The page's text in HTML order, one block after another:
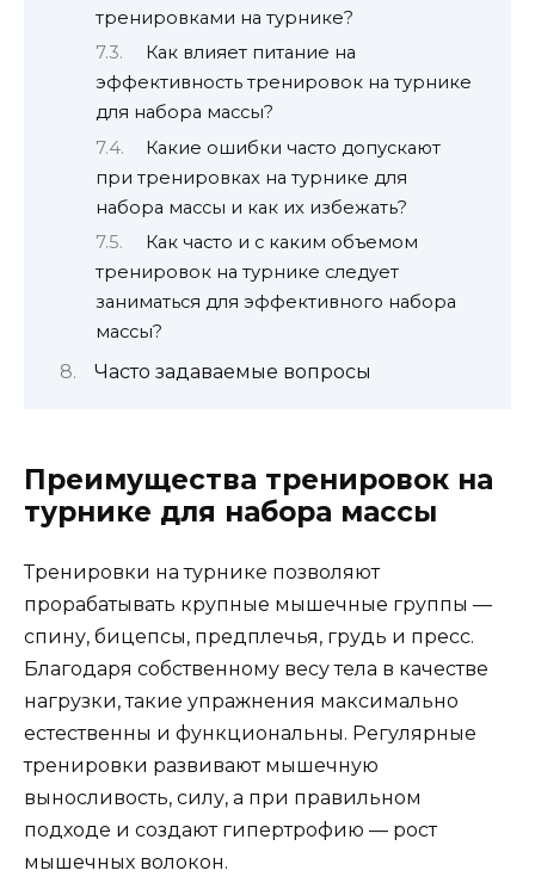
тренировками на турнике?
Как влияет питание на
эффективность тренировок на турнике
для набора массы?
Какие ошибки часто допускают
при тренировках на турнике для
набора массы и как их избежать?
Как часто и с каким объемом
тренировок на турнике следует
заниматься для эффективного набора
массы?
Часто задаваемые вопросы
Преимущества тренировок на
турнике для набора массы
Тренировки на турнике позволяют
прорабатывать крупные мышечные группы —
спину, бицепсы, предплечья, грудь и пресс.
Благодаря собственному весу тела в качестве
нагрузки, такие упражнения максимально
естественны и функциональны. Регулярные
тренировки развивают мышечную
выносливость, силу, а при правильном
подходе и создают гипертрофию — рост
мышечных волокон.